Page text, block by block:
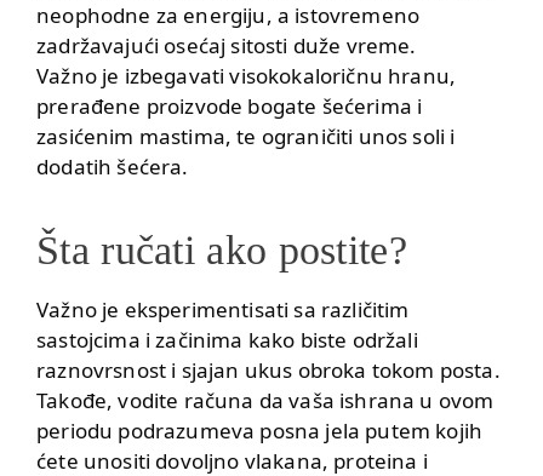
neophodne za energiju, a istovremeno
zadržavajući osećaj sitosti duže vreme.
Važno je izbegavati visokokaloričnu hranu,
prerađene proizvode bogate šećerima i
zasićenim mastima, te ograničiti unos soli i
dodatih šećera.
Šta ručati ako postite?
Važno je eksperimentisati sa različitim
sastojcima i začinima kako biste održali
raznovrsnost i sjajan ukus obroka tokom posta.
Takođe, vodite računa da vaša ishrana u ovom
periodu podrazumeva posna jela putem kojih
ćete unositi dovoljno vlakana, proteina i